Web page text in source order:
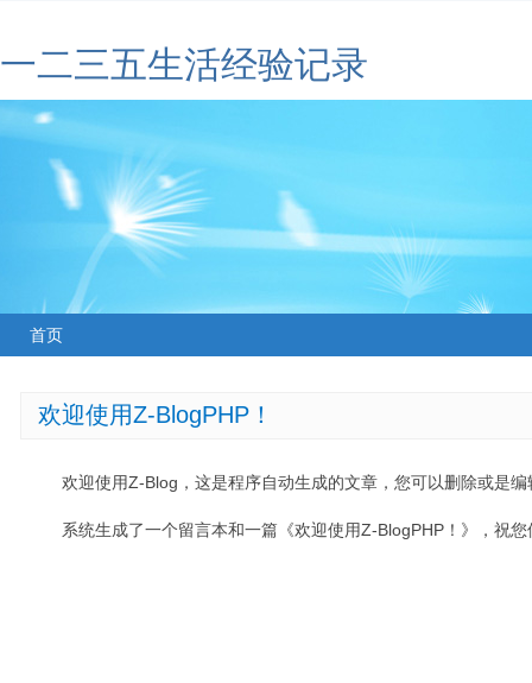
一二三五生活经验记录
首页
欢迎使用Z-BlogPHP！
欢迎使用Z-Blog，这是程序自动生成的文章，您可以删除或是编
系统生成了一个留言本和一篇《欢迎使用Z-BlogPHP！》，祝